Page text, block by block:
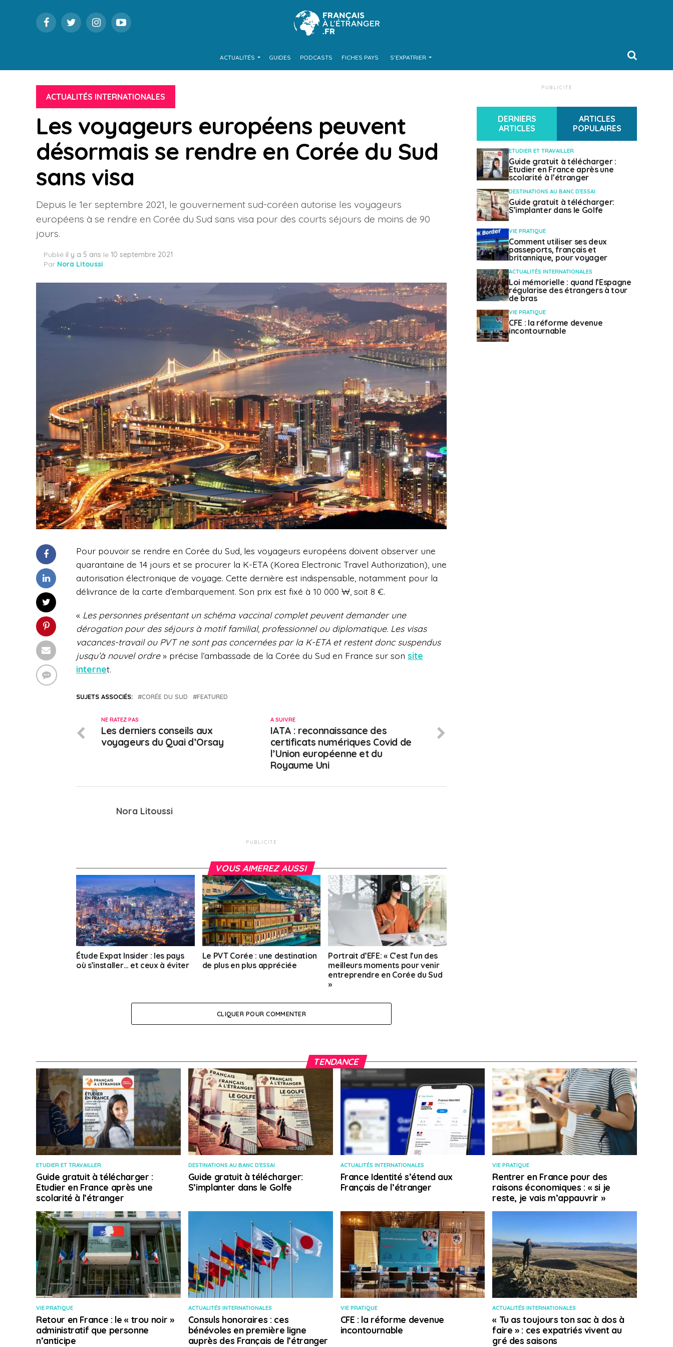
ACTUALITÉS GUIDES PODCASTS FICHES PAYS S’EXPATRIER
ACTUALITÉS INTERNATIONALES
Les voyageurs européens peuvent
désormais se rendre en Corée du Sud
sans visa
Depuis le 1er septembre 2021, le gouvernement sud-coréen autorise les voyageurs
européens à se rendre en Corée du Sud sans visa pour des courts séjours de moins de 90
jours.
Publié il y a 5 ans le 10 septembre 2021
Par Nora Litoussi
Pour pouvoir se rendre en Corée du Sud, les voyageurs européens doivent observer une
quarantaine de 14 jours et se procurer la K-ETA (Korea Electronic Travel Authorization), une
autorisation électronique de voyage. Cette dernière est indispensable, notamment pour la
délivrance de la carte d’embarquement. Son prix est fixé à 10 000 ₩, soit 8 €.
« Les personnes présentant un schéma vaccinal complet peuvent demander une
dérogation pour des séjours à motif familial, professionnel ou diplomatique. Les visas
vacances-travail ou PVT ne sont pas concernées par la K-ETA et restent donc suspendus
jusqu’à nouvel ordre» précise l’ambassade de la Corée du Sud en France sur son site
internet.
SUJETS ASSOCIÉS: CORÉE DU SUD FEATURED
A SUIVRE
IATA : reconnaissance des
certificats numériques Covid de
l’Union européenne et du
Royaume Uni
NE RATEZ PAS
Les derniers conseils aux
voyageurs du Quai d’Orsay
Nora Litoussi
PUBLICITÉ
VOUS AIMEREZ AUSSI
Étude Expat Insider : les pays
où s’installer… et ceux à éviter
Le PVT Corée : une destination
de plus en plus appréciée
Portrait d’EFE: « C’est l’un des
meilleurs moments pour venir
entreprendre en Corée du Sud
»
CLIQUER POUR COMMENTER
PUBLICITÉ
DERNIERS
ARTICLES
ARTICLES
POPULAIRES
ETUDIER ET TRAVAILLER
Guide gratuit à télécharger :
Etudier en France après une
scolarité à l’étranger
DESTINATIONS AU BANC D'ESSAI
Guide gratuit à télécharger:
S’implanter dans le Golfe
VIE PRATIQUE
Comment utiliser ses deux
passeports, français et
britannique, pour voyager
ACTUALITÉS INTERNATIONALES
Loi mémorielle : quand l’Espagne
régularise des étrangers à tour
de bras
VIE PRATIQUE
CFE : la réforme devenue
incontournable
TENDANCE
ETUDIER ET TRAVAILLER
Guide gratuit à télécharger :
Etudier en France après une
scolarité à l’étranger
DESTINATIONS AU BANC D'ESSAI
Guide gratuit à télécharger:
S’implanter dans le Golfe
ACTUALITÉS INTERNATIONALES
France Identité s’étend aux
Français de l’étranger
VIE PRATIQUE
Rentrer en France pour des
raisons économiques : « si je
reste, je vais m’appauvrir »
VIE PRATIQUE
Retour en France : le « trou noir »
administratif que personne
n’anticipe
ACTUALITÉS INTERNATIONALES
Consuls honoraires : ces
bénévoles en première ligne
auprès des Français de l’étranger
VIE PRATIQUE
CFE : la réforme devenue
incontournable
ACTUALITÉS INTERNATIONALES
« Tu as toujours ton sac à dos à
faire » : ces expatriés vivent au
gré des saisons